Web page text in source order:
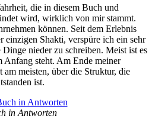
die in diesem Buch und
wird, wirklich von mir stammt.
können. Seit dem Erlebnis
einzigen Shakti, verspüre ich ein sehr
nieder zu schreiben. Meist ist es
Anfang steht. Am Ende meiner
am meisten, über die Struktur, die
ist.
in Antworten